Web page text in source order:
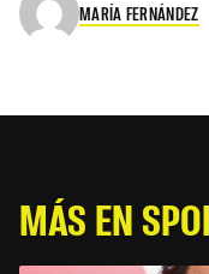
MARÍA FERNÁNDEZ
MÁS EN